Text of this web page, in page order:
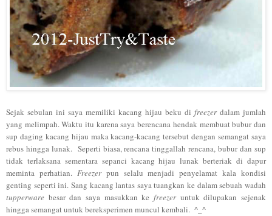
Sejak sebulan ini saya memiliki kacang hijau beku di freezer dalam jumlah
yang melimpah. Waktu itu karena saya berencana hendak membuat bubur dan
sup daging kacang hijau maka kacang-kacang tersebut dengan semangat saya
rebus hingga lunak. Seperti biasa, rencana tinggallah rencana, bubur dan sup
tidak terlaksana sementara sepanci kacang hijau lunak berteriak di dapur
meminta perhatian. Freezerpun selalu menjadi penyelamat kala kondisi
genting seperti ini. Sang kacang lantas saya tuangkan ke dalam sebuah wadah
tupperware besar dan saya masukkan ke freezeruntuk dilupakan sejenak
hingga semangat untuk bereksperimen muncul kembali. ^_^